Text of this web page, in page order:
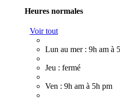
Heures normales
Voir tout
Lun au mer : 9h am à
Jeu : fermé
Ven : 9h am à 5h pm